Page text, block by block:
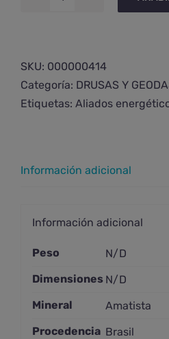
plana
cantidad
SKU: 000000414
Categoría: DRUSAS Y
Etiquetas: Aliados
Información adicional
Información adicional
Peso
N/D
Dimensiones N/D
Mineral
Amatista
Procedencia Brasil